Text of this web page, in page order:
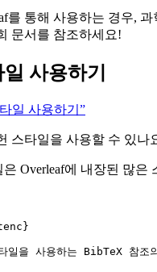
를 통해 사용하는 경우,
문서를 참조하세요!
사용하기
일 사용하기”
스타일을 사용할 수 있나
Overleaf에 내장된 많
}
일을 사용하는 BibTeX 참조